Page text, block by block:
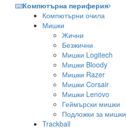
Компютърна периферия
Компютърни очила
Мишки
Жични
Безжични
Мишки Logitech
Мишки Bloody
Мишки Razer
Мишки Corsair
Мишки Lenovo
Геймърски мишки
Подложки за мишки
Trackball